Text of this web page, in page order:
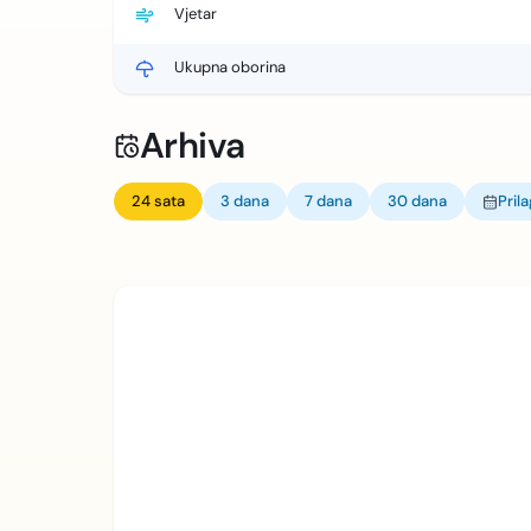
Vjetar
Ukupna oborina
Arhiva
24 sata 3 dana 7 dana 30 dana